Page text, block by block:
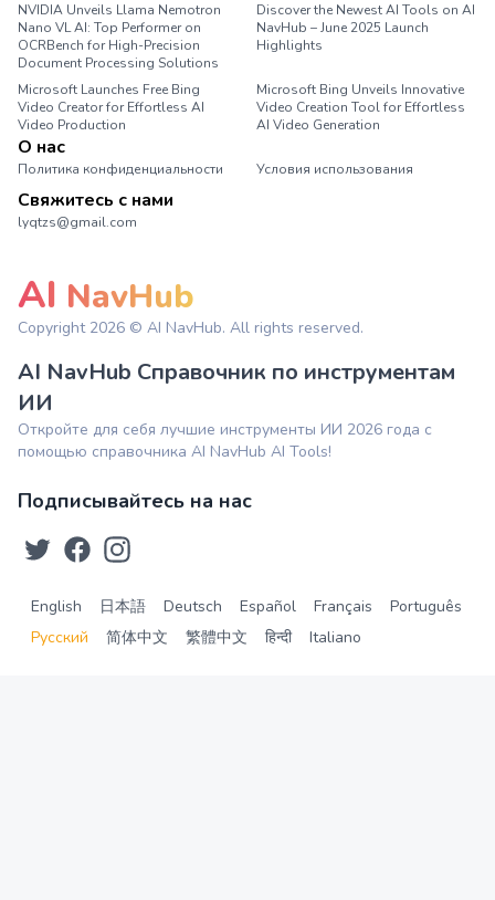
NVIDIA Unveils Llama Nemotron
Nano VL AI: Top Performer on
OCRBench for High-Precision
Document Processing Solutions
Discover the Newest AI Tools on AI
NavHub – June 2025 Launch
Highlights
Microsoft Launches Free Bing
Video Creator for Effortless AI
Video Production
Microsoft Bing Unveils Innovative
Video Creation Tool for Effortless
AI Video Generation
О нас
Политика конфиденциальности Условия использования
Свяжитесь с нами
lyqtzs@gmail.com
AI NavHub
Copyright 2026 © AI NavHub. All rights reserved.
AI NavHub Справочник по инструментам
ИИ
Откройте для себя лучшие инструменты ИИ 2026 года с
помощью справочника AI NavHub AI Tools!
Подписывайтесь на нас
English 日本語 Deutsch Español Français
Português
Русский
简体中文 繁體中文 हिन्दी Italiano